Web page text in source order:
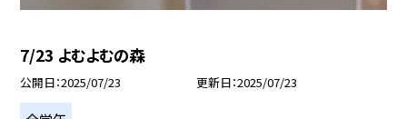
7/23 よむよむの森
公開日 2025/07/23 更新日 2025/07/23